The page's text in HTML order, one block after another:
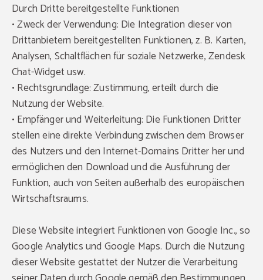
Durch Dritte bereitgestellte Funktionen
• Zweck der Verwendung: Die Integration dieser von
Drittanbietern bereitgestellten Funktionen, z. B. Karten,
Analysen, Schaltflächen für soziale Netzwerke, Zendesk
Chat-Widget usw.
• Rechtsgrundlage: Zustimmung, erteilt durch die
Nutzung der Website.
• Empfänger und Weiterleitung: Die Funktionen Dritter
stellen eine direkte Verbindung zwischen dem Browser
des Nutzers und den Internet-Domains Dritter her und
ermöglichen den Download und die Ausführung der
Funktion, auch von Seiten außerhalb des europäischen
Wirtschaftsraums.
Diese Website integriert Funktionen von Google Inc., so
Google Analytics und Google Maps. Durch die Nutzung
dieser Website gestattet der Nutzer die Verarbeitung